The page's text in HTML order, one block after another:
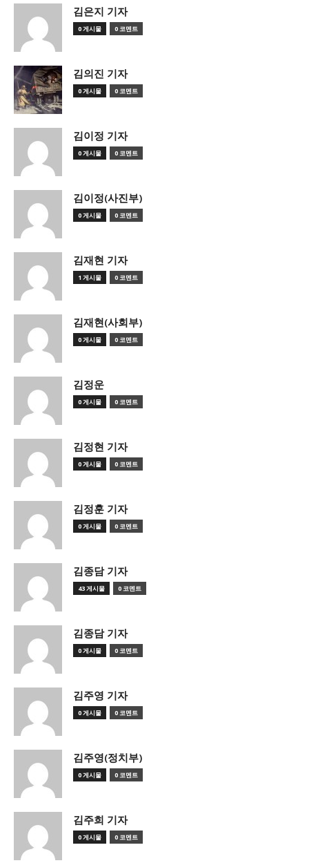
김은지 기자
0 게시물 0 코멘트
김의진 기자
0 게시물 0 코멘트
김이정 기자
0 게시물 0 코멘트
김이정(사진부)
0 게시물 0 코멘트
김재현 기자
1 게시물 0 코멘트
김재현(사회부)
0 게시물 0 코멘트
김정운
0 게시물 0 코멘트
김정현 기자
0 게시물 0 코멘트
김정훈 기자
0 게시물 0 코멘트
김종담 기자
43 게시물 0 코멘트
김종담 기자
0 게시물 0 코멘트
김주영 기자
0 게시물 0 코멘트
김주영(정치부)
0 게시물 0 코멘트
김주희 기자
0 게시물 0 코멘트